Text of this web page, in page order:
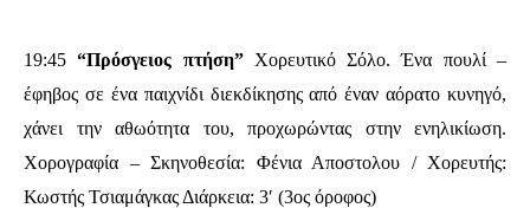
19:45“Πρόσγειος πτήση”Χορευτικό Σόλο. Ένα πουλί –
έφηβος σε ένα παιχνίδι διεκδίκησης από έναν αόρατο κυνηγό,
χάνει την αθωότητα του, προχωρώντας στην ενηλικίωση.
Χορογραφία – Σκηνοθεσία: Φένια Αποστολου / Χορευτής:
Κωστής Τσιαμάγκας Διάρκεια: 3′ (3ος όροφος)